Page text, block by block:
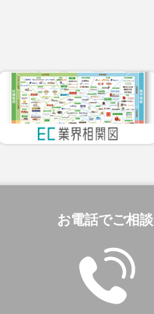
お電話でご相談